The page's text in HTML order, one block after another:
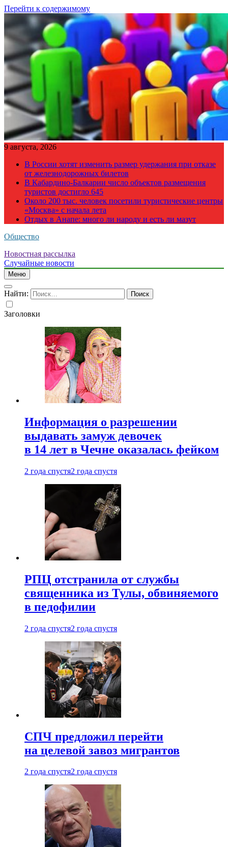
Перейти к содержимому
9 августа, 2026
В России хотят изменить размер удержания при отказе
от железнодорожных билетов
В Кабардино-Балкарии число объектов размещения
туристов достигло 645
Около 200 тыс. человек посетили туристические центры
«Москва» с начала лета
Отдых в Анапе: много ли народу и есть ли мазут
Общество
Новостная рассылка
Случайные новости
Меню
Найти:
Заголовки
Информация о разрешении
выдавать замуж девочек
в 14 лет в Чечне оказалась фейком
2 года спустя2 года спустя
РПЦ отстранила от службы
священника из Тулы, обвиняемого
в педофилии
2 года спустя2 года спустя
СПЧ предложил перейти
на целевой завоз мигрантов
2 года спустя2 года спустя